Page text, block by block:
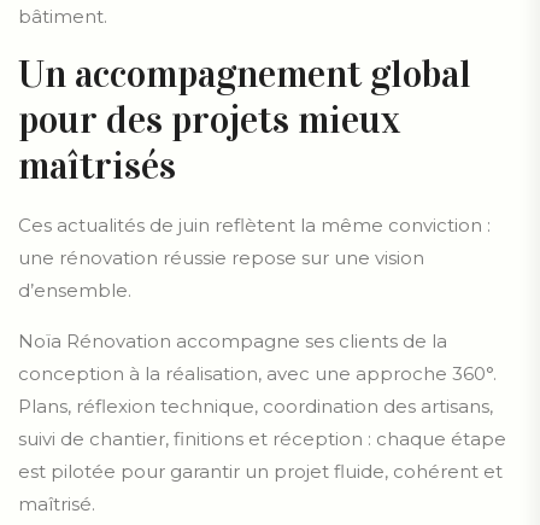
bâtiment.
Un accompagnement global
pour des projets mieux
maîtrisés
Ces actualités de juin reflètent la même conviction :
une rénovation réussie repose sur une vision
d’ensemble.
Noïa Rénovation accompagne ses clients de la
conception à la réalisation, avec une approche 360°.
Plans, réflexion technique, coordination des artisans,
suivi de chantier, finitions et réception : chaque étape
est pilotée pour garantir un projet fluide, cohérent et
maîtrisé.